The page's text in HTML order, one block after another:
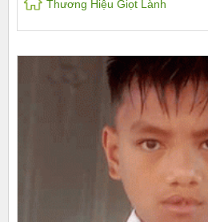
Thương Hiệu Giọt Lành